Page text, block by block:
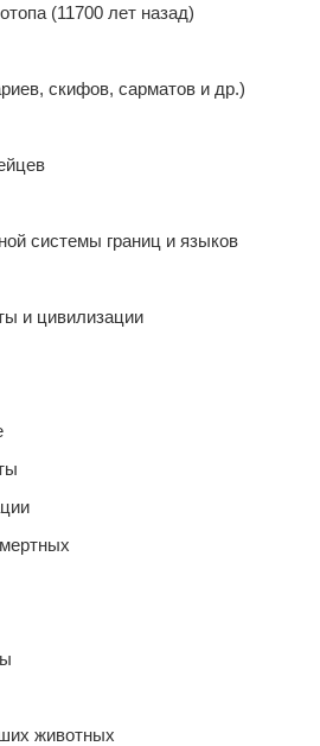
(11700 лет назад)
скифов, сарматов и др.)
системы границ и языков
и цивилизации
животных